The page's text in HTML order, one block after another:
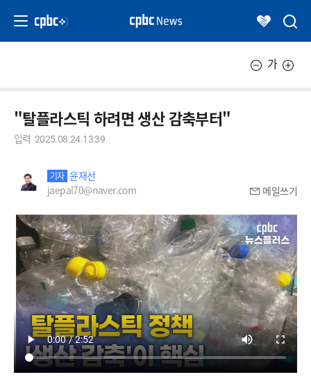
가
"탈플라스틱 하려면 생산 감축부터"
입력 2025.08.24.13:39
기자 윤재선
jaepal70@naver.com
메일쓰기